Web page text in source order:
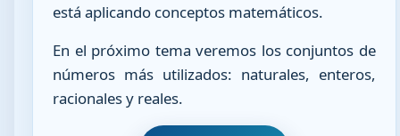
está aplicando conceptos matemáticos.
En el próximo tema veremos los conjuntos de
números más utilizados: naturales, enteros,
racionales y reales.